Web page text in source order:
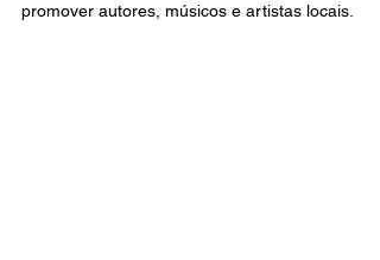
promover autores, músicos e artistas locais.